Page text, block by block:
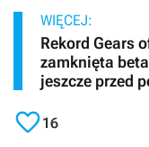
WIĘCEJ:
Rekord Gears
zamknięta
jeszcze przed
16